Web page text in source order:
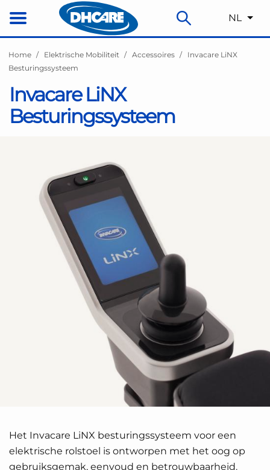
NL
Home Elektrische Mobiliteit Accessoires
Invacare LiNX
Besturingssysteem
Invacare LiNX
Besturingssysteem
Het Invacare LiNX besturingssysteem voor een
elektrische rolstoel is ontworpen met het oog op
gebruiksgemak, eenvoud en betrouwbaarheid.